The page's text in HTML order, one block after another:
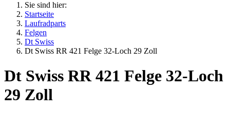
Sie sind hier:
Startseite
Laufradparts
Felgen
Dt Swiss
Dt Swiss RR 421 Felge 32-Loch 29 Zoll
Dt Swiss RR 421 Felge 32-Loch
29 Zoll